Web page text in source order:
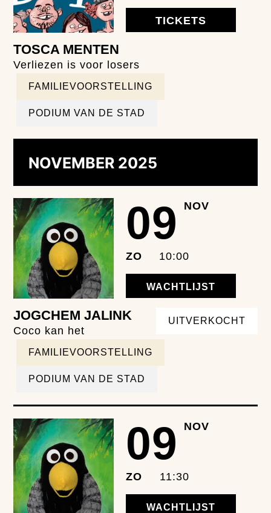
TICKETS
TOSCA MENTEN
Verliezen is voor losers
FAMILIEVOORSTELLING
PODIUM VAN DE STAD
NOVEMBER 2025
09 NOV
ZO 10:00
WACHTLIJST
JOGCHEM JALINK
Coco kan het
UITVERKOCHT
FAMILIEVOORSTELLING
PODIUM VAN DE STAD
09 NOV
ZO 11:30
WACHTLIJST